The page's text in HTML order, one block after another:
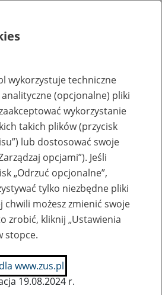
lub
zakładów pracy
wykorzystuje techniczne
(opcjonalne) pliki
wykorzystanie
takich plików (przycisk
lub dostosować swoje
opcjami”). Jeśli
„Odrzuć opcjonalne”,
tylko niezbędne pliki
chwili możesz zmienić swoje
zrobić, kliknij „Ustawienia
stopce.
www.zus.pl
19.08.2024 r.